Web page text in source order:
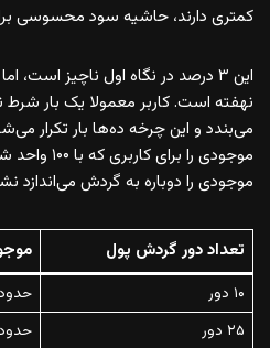
کمتری دارند، حاشیه سود محسوسی
این ۳ درصد در نگاه اول ناچیز
نهفته است. کاربر معمولا یک بار شرط
می‌بندد و این چرخه ده‌ها بار تکرار
موجودی را
موجودی را دوباره به گردش می‌اندازد
تعداد دور گردش پول
۱۰ دور
حدود ۷۴
۲۵ دور
حدود ۴۷